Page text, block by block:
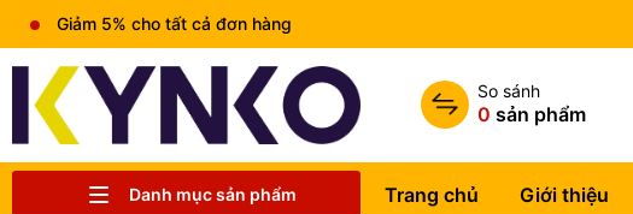
Giảm 5% cho tất cả đơn hàng
So sánh
0 sản phẩm
Danh mục sản phẩm Trang chủ Giới thiệu